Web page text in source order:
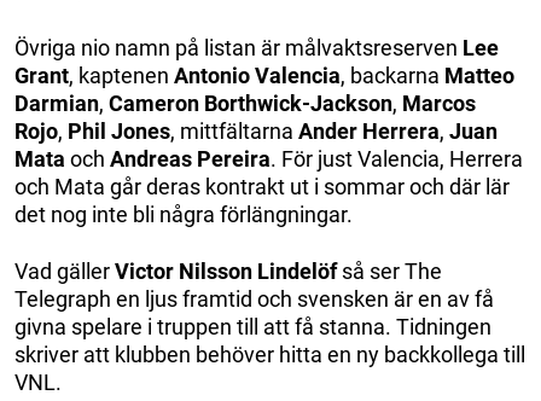
Övriga nio namn på listan är målvaktsreserven Lee
Grant, kaptenen Antonio Valencia, backarna Matteo
Darmian, Cameron Borthwick-Jackson, Marcos
Rojo, Phil Jones, mittfältarna Ander Herrera, Juan
Mata och Andreas Pereira. För just Valencia, Herrera
och Mata går deras kontrakt ut i sommar och där lär
det nog inte bli några förlängningar.
Vad gällerVictor Nilsson Lindelöfså ser The
Telegraph en ljus framtid och svensken är en av få
givna spelare i truppen till att få stanna. Tidningen
skriver att klubben behöver hitta en ny backkollega till
VNL.